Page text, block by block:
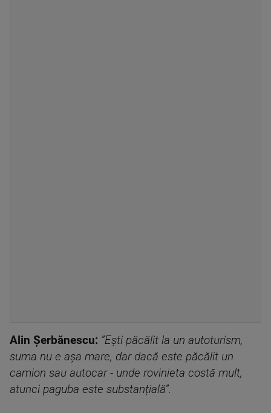
Alin Șerbănescu: ”Eşti păcălit la un autoturism,
suma nu e aşa mare, dar dacă este păcălit un
camion sau autocar - unde rovinieta costă mult,
atunci paguba este substanțială”.